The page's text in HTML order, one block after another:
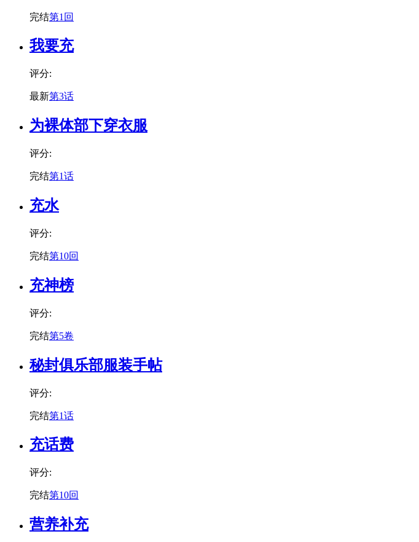
完结第1回
我要充
评分:
最新第3话
为裸体部下穿衣服
评分:
完结第1话
充水
评分:
完结第10回
充神榜
评分:
完结第5卷
秘封俱乐部服装手帖
评分:
完结第1话
充话费
评分:
完结第10回
营养补充